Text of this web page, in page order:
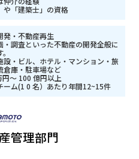
「建築士」の資格
発・不動産再生
・調査といった不動産の開発全般に
・ビル、ホテル・マンション・旅
倉庫・駐車場など
～ 100 億円以上
ム(1 0 名）あたり年間12~15件
管理部門